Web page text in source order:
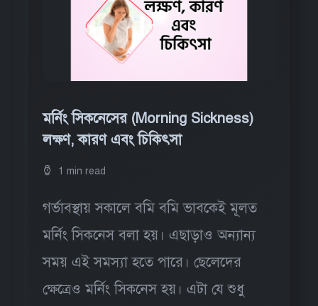
মর্নিং সিকনেসের (Morning Sickness)
লক্ষণ, কারণ এবং চিকিৎসা
1 min read
গর্ভাবস্থায় সকালে বমি বমি ভাবকেই মূলত
মর্নিং সিকনেস বলা হয়। এছাড়াও অন্যান্য
সময় এই সমস্যা হতে পারে। ছেলেদের
ক্ষেত্রেও মর্নিং সিকনেস হয়। এটা যে শুধু